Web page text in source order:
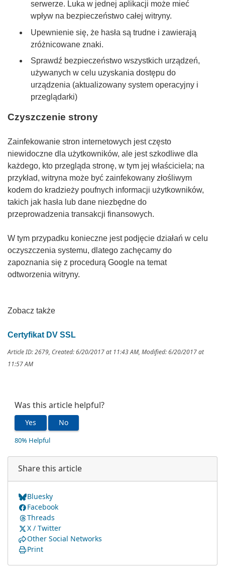
serwerze. Luka w jednej aplikacji może mieć
wpływ na bezpieczeństwo całej witryny.
Upewnienie się, że hasła są trudne i zawierają
zróżnicowane znaki.
Sprawdź bezpieczeństwo wszystkich urządzeń,
używanych w celu uzyskania dostępu do
urządzenia (aktualizowany system operacyjny i
przeglądarki)
Czyszczenie strony
Zainfekowanie stron internetowych jest często
niewidoczne dla użytkowników, ale jest szkodliwe dla
każdego, kto przegląda stronę, w tym jej właściciela; na
przykład, witryna może być zainfekowany złośliwym
kodem do kradzieży poufnych informacji użytkowników,
takich jak hasła lub dane niezbędne do
przeprowadzenia transakcji finansowych.
W tym przypadku konieczne jest podjęcie działań w celu
oczyszczenia systemu, dlatego zachęcamy do
zapoznania się z procedurą Google na temat
odtworzenia witryny.
Zobacz także
Certyfikat DV SSL
Article ID: 2679, Created: 6/20/2017 at 11:43 AM, Modified: 6/20/2017 at
11:57 AM
Was this article helpful?
Yes No
80% Helpful
Share this article
Bluesky
Facebook
Threads
X / Twitter
Other Social Networks
Print